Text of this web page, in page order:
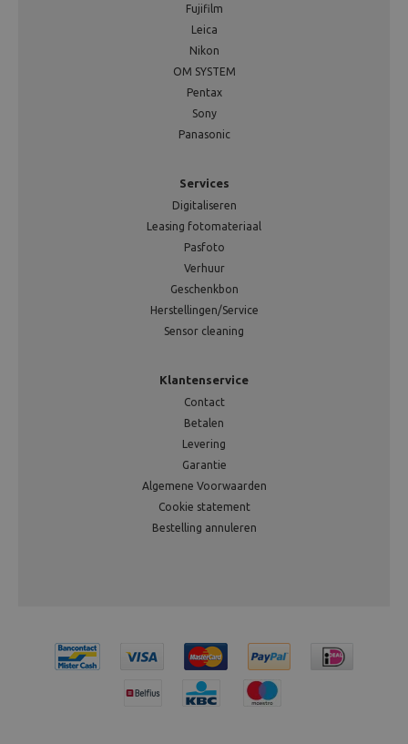
Fujifilm
Leica
Nikon
OM SYSTEM
Pentax
Sony
Panasonic
Services
Digitaliseren
Leasing fotomateriaal
Pasfoto
Verhuur
Geschenkbon
Herstellingen/Service
Sensor cleaning
Klantenservice
Contact
Betalen
Levering
Garantie
Algemene Voorwaarden
Cookie statement
Bestelling annuleren